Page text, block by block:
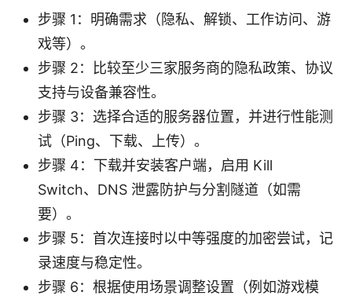
步骤 1：明确需求（隐私、解锁、工作访问、游
戏等）。
步骤 2：比较至少三家服务商的隐私政策、协议
支持与设备兼容性。
步骤 3：选择合适的服务器位置，并进行性能测
试（Ping、下载、上传）。
步骤 4：下载并安装客户端，启用 Kill
Switch、DNS 泄露防护与分割隧道（如需
要）。
步骤 5：首次连接时以中等强度的加密尝试，记
录速度与稳定性。
步骤 6：根据使用场景调整设置（例如游戏模